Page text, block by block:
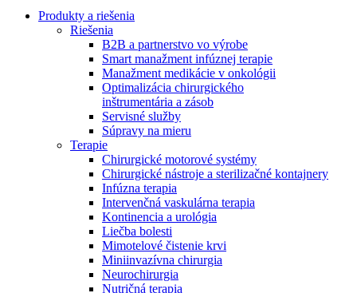
Produktový katalóg​
Objavte naše produkty. ​Navštívte produktový katalóg B.
Braun​ s našim kompletným produktovým portfóliom.​
Nefrologické ambulancie
V nefrologických ambulanciách prevádzkujeme poradenstvo
Zostaňte v dialógu s B. Braun. Kontaktujte nás.
Produkty a riešenia
Riešenia
B2B a partnerstvo vo výrobe
Smart manažment infúznej terapie
Manažment medikácie v onkológii
Optimalizácia chirurgického
inštrumentária a zásob
Servisné služby
Súpravy na mieru
Terapie
Chirurgické motorové systémy
Chirurgické nástroje a sterilizačné kontajnery
Infúzna terapia
Intervenčná vaskulárna terapia
Kontinencia a urológia
Liečba bolesti
Mimotelové čistenie krvi
Miniinvazívna chirurgia
Neurochirurgia
Nutričná terapia